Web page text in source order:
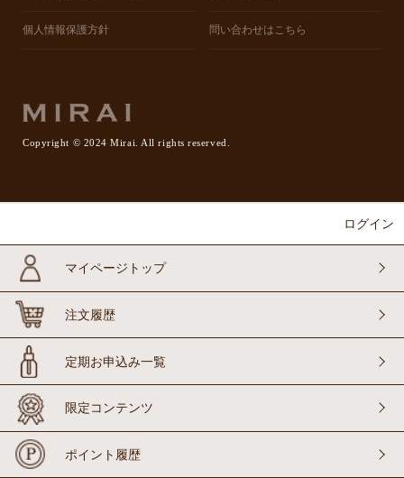
個人情報保護方針 問い合わせはこちら
Copyright © 2024 Mirai. All rights reserved.
ログイン
マイページトップ
注文履歴
定期お申込み一覧
限定コンテンツ
ポイント履歴